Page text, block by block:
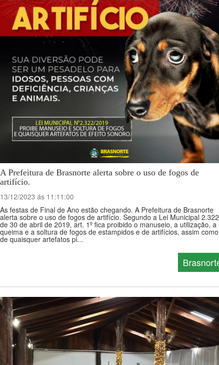
A Prefeitura de Brasnorte alerta sobre o uso de fogos de
artifício.
13/12/2023 ás 11:11:00
As festas de Final de Ano estão chegando. A Prefeitura de Brasnorte
alerta sobre o uso de fogos de artifício. Segundo a Lei Municipal 2.322
de 30 de abril de 2019, art. 1º fica proibido o manuseio, a utilização, a
queima e a soltura de fogos de estampidos e de artifícios, assim como
de quaisquer artefatos pi...